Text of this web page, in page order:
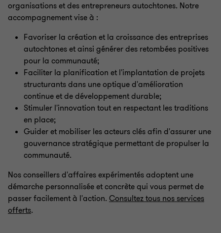
organisations et des entrepreneurs autochtones. Notre
accompagnement vise à :
Favoriser la création et la croissance des entreprises
autochtones et ainsi générer des retombées positives
pour la communauté;
Faciliter la planification et l'implantation de projets
structurants dans une optique d'amélioration
continue et de développement durable;
Stimuler l'innovation tout en respectant les traditions
en place;
Guider et mobiliser les acteurs clés afin d'assurer une
gouvernance stratégique permettant de propulser la
communauté.
Nos conseillers d'affaires expérimentés adoptent une
démarche personnalisée et concrète qui vous permet de
passer facilement à l'action. Consultez tous nos services
offerts.